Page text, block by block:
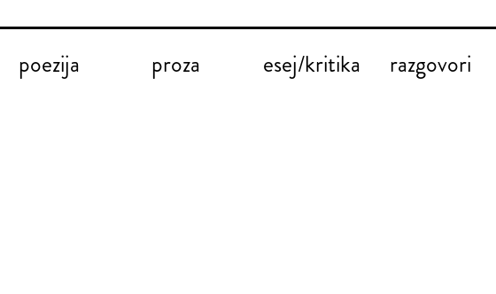
poezija proza esej/kritika razgovori